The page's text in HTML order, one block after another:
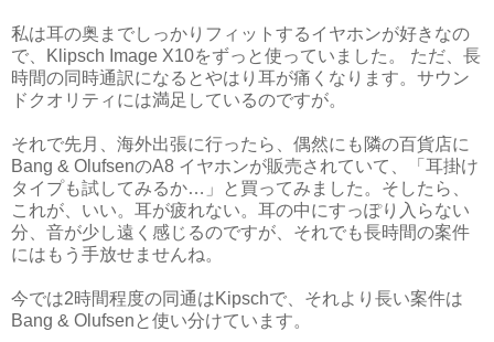
私は耳の奥までしっかりフィットするイヤホンが好きなの
で、Klipsch Image X10をずっと使っていました。 ただ、長
時間の同時通訳になるとやはり耳が痛くなります。サウン
ドクオリティには満足しているのですが。
それで先月、海外出張に行ったら、偶然にも隣の百貨店に
Bang & OlufsenのA8 イヤホンが販売されていて、「耳掛け
タイプも試してみるか…」と買ってみました。そしたら、
これが、いい。耳が疲れない。耳の中にすっぽり入らない
分、音が少し遠く感じるのですが、それでも長時間の案件
にはもう手放せませんね。
今では2時間程度の同通はKipschで、それより長い案件は
Bang & Olufsenと使い分けています。